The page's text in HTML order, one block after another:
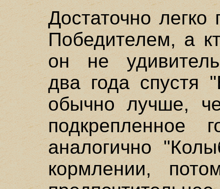
Достаточно легко
Победителем, а
он не
два года спустя
обычно лучше,
подкрепленное
аналогично
кормлении,